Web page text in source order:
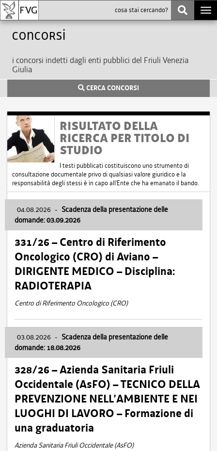
Concorsi
i concorsi indetti dagli enti pubblici del Friuli Venezia
Giulia
CERCA CONCORSI
RISULTATO DELLA
RICERCA PER TITOLO DI
STUDIO
I testi pubblicati costituiscono uno strumento di
consultazione documentale privo di qualsiasi valore giuridico e la
responsabilità degli stessi è in capo all'Ente che ha emanato il bando.
04.08.2026 - Scadenza della presentazione delle
domande: 03.09.2026
331/26 – Centro di Riferimento
Oncologico (CRO) di Aviano –
DIRIGENTE MEDICO – Disciplina:
RADIOTERAPIA
Centro di Riferimento Oncologico (CRO)
03.08.2026 - Scadenza della presentazione delle
domande: 18.08.2026
328/26 – Azienda Sanitaria Friuli
Occidentale (AsFO) – TECNICO DELLA
PREVENZIONE NELL’AMBIENTE E NEI
LUOGHI DI LAVORO – Formazione di
una graduatoria
Azienda Sanitaria Friuli Occidentale (AsFO)